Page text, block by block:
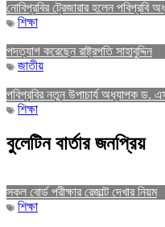
নোবিপ্রবির ট্রেজারার হলেন পবিপ্রবি
শিক্ষা
পদত্যাগ করেছেন রাষ্ট্রপতি সাহাবুদ্দিন
জাতীয়
পবিপ্রবির নতুন উপাচার্য অধ্যাপক ড.
শিক্ষা
বুলেটিন বার্তার জনপ্রিয়
সকল বোর্ড পরীক্ষার রেজাল্ট দেখার নিয়ম
শিক্ষা